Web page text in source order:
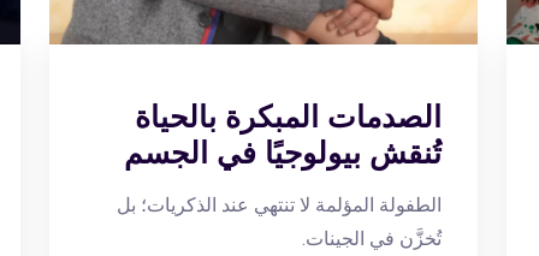
الصدمات المبكرة بالحياة
تُنقش بيولوجيًا في الجسم
الطفولة المؤلمة لا تنتهي عند الذكريات؛ بل
تُخزَّن في الجينات.